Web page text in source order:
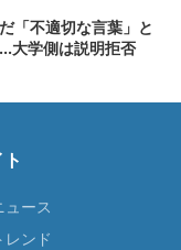
「不適切な言葉」と
大学側は説明拒否
ース
ンド